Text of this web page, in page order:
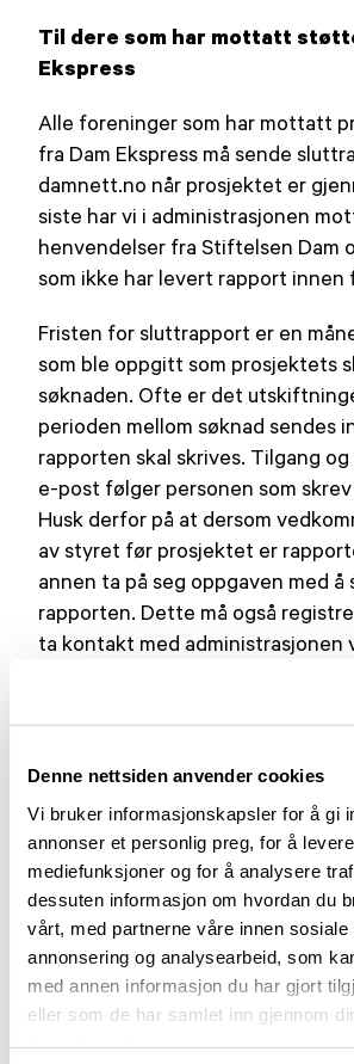
Denne nettsiden anvender cookies
Vi bruker informasjonskapsler for å gi
annonser et personlig preg, for å
mediefunksjoner og for å analysere
dessuten informasjon om hvordan du
vårt, med partnerne våre innen sosiale
annonsering og analysearbeid, som
med annen informasjon du har gjort
eller som de har samlet inn gjennom
Til dere som har mottatt
Ekspress
Alle foreninger som har mottatt
fra Dam Ekspress må sende
damnett.no når prosjektet er
siste har vi i administrasjonen
henvendelser fra Stiftelsen Dam
som ikke har levert rapport innen
Fristen for sluttrapport er en
som ble oppgitt som prosjektets
søknaden. Ofte er det
perioden mellom søknad sendes
rapporten skal skrives. Tilgang
e-post følger personen som
Husk derfor på at dersom
av styret før prosjektet er
annen ta på seg oppgaven med å
rapporten. Dette må også
ta kontakt med administrasjonen
kathrine.veland@parkinson.no
Gjennom Dam Ekspress kan
fylkesforeningene i Norges
søke om midler til lokale
ramme på inntil kr 40.000.
i sin vurdering stor vekt på frivillig
og fremming av fysisk helse,
mestring og livskvalitet.
Det har tidligere blitt tildelt